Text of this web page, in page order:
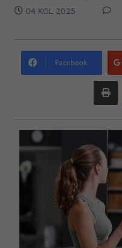
04 KOL 2025
Facebook